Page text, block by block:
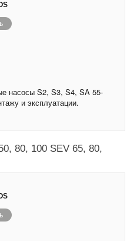
насосы S2, S3, S4, SA 55-
и эксплуатации.
80, 100 SEV 65, 80,